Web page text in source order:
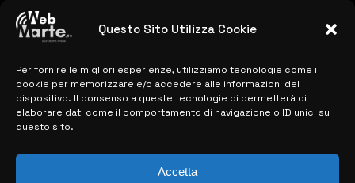
Questo Sito Utilizza Cookie
Per fornire le migliori esperienze, utilizziamo tecnologie come i
cookie per memorizzare e/o accedere alle informazioni del
dispositivo. Il consenso a queste tecnologie ci permetterà di
elaborare dati come il comportamento di navigazione o ID unici su
questo sito.
Accetta
28 MARZO 2024
MAPPA DEL SITO
> NOTIZIE